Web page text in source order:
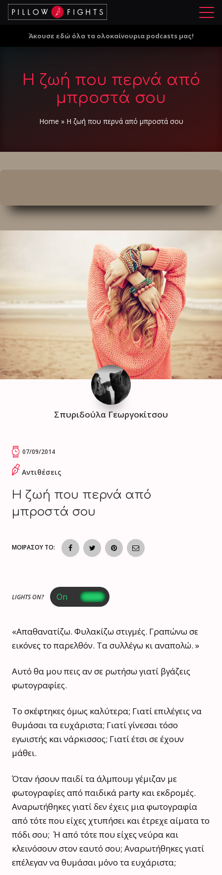
Μ
ο
Άκουσε εδώ όλα τα ολοκαίνουρια podcasts μας!
Η ζωή που περνά από
μπροστά σου
Home » Η ζωή που περνά από μπροστά σου
Σπυριδούλα Γεωργοκίτσου
07/09/2014
Αντιθέσεις
Η ζωή που περνά από
μπροστά σου
ΜΟΙΡΑΣΟΥ ΤΟ:
LIGHTS ON?
«Απαθανατίζω. Φυλακίζω στιγμές. Γραπώνω σε
εικόνες το παρελθόν. Τα συλλέγω κι αναπολώ. »
Αυτό θα μου πεις αν σε ρωτήσω γιατί βγάζεις
φωτογραφίες.
Το σκέφτηκες όμως καλύτερα; Γιατί επιλέγεις να
θυμάσαι τα ευχάριστα; Γιατί γίνεσαι τόσο
εγωιστής και νάρκισσος; Γιατί έτσι σε έχουν
μάθει.
Όταν ήσουν παιδί τα άλμπουμ γέμιζαν με
φωτογραφίες από παιδικά party και εκδρομές.
Αναρωτήθηκες γιατί δεν έχεις μια φωτογραφία
από τότε που είχες χτυπήσει και έτρεχε αίματα το
πόδι σου; Ή από τότε που είχες νεύρα και
κλεινόσουν στον εαυτό σου; Αναρωτήθηκες γιατί
επέλεγαν να θυμάσαι μόνο τα ευχάριστα;